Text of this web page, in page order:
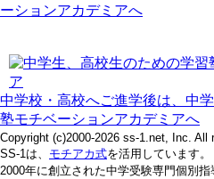
ーションアカデミアへ
中学校・高校へご進学後は、中
塾モチベーションアカデミアへ
Copyright (c)2000-2026 ss-1.net, Inc. All
SS-1は、 モチアカ式を活用しています。
2000年に創立された中学受験専門個別